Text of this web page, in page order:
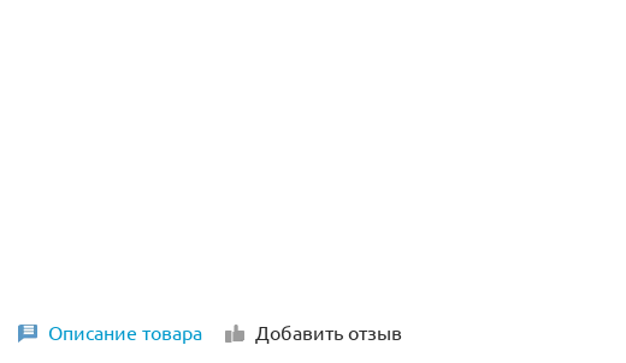
Описание товара Добавить отзыв